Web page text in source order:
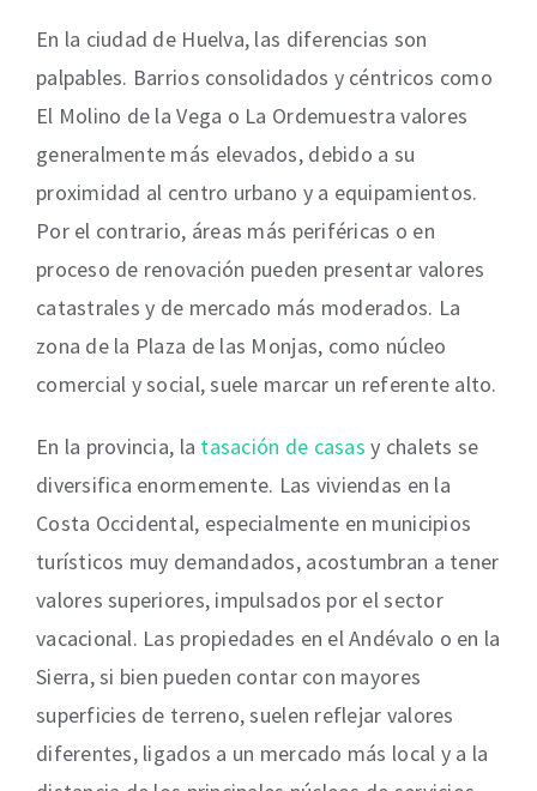
En la ciudad de Huelva, las diferencias son
palpables. Barrios consolidados y céntricos como
El Molino de la Vega o La Ordemuestra valores
generalmente más elevados, debido a su
proximidad al centro urbano y a equipamientos.
Por el contrario, áreas más periféricas o en
proceso de renovación pueden presentar valores
catastrales y de mercado más moderados. La
zona de la Plaza de las Monjas, como núcleo
comercial y social, suele marcar un referente alto.
En la provincia, la tasación de casas y chalets se
diversifica enormemente. Las viviendas en la
Costa Occidental, especialmente en municipios
turísticos muy demandados, acostumbran a tener
valores superiores, impulsados por el sector
vacacional. Las propiedades en el Andévalo o en la
Sierra, si bien pueden contar con mayores
superficies de terreno, suelen reflejar valores
diferentes, ligados a un mercado más local y a la